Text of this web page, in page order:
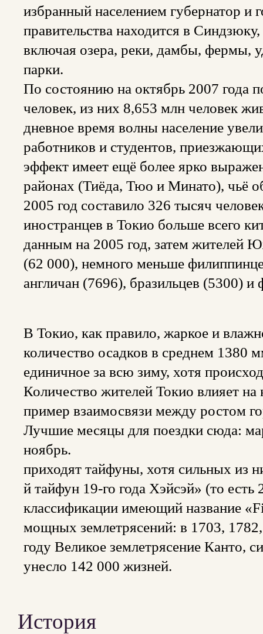
избранный населением губернатор и
правительства находится в
включая озера, реки, дамбы, фермы,
парки.
По состоянию на октябрь 2007 года
человек, из них 8,653 млн человек
дневное время волны население
работников и студентов,
эффект имеет ещё более ярко
районах (Тиёда, Тюо и Минато), чьё
2005 год составило 326 тысяч
иностранцев в Токио больше всего
данным на 2005 год, затем жителей
(62 000), немного меньше
англичан (7696), бразильцев (5300) и
В Токио, как правило, жаркое и
количество осадков в среднем 1380
единичное за всю зиму, хотя
Количество жителей Токио влияет
пример взаимосвязи между ростом
Лучшие месяцы для поездки сюда:
ноябрь. В
приходят тайфуны, хотя сильных
й тайфун 19-го года Хэйсэй» (то
классификации имеющий название
мощных землетрясений: в 1703,
году Великое землетрясение Канто,
унесло 142 000 жизней.
История